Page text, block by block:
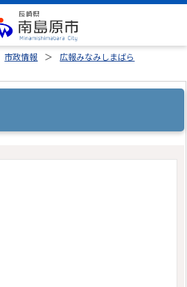
市政情報
広報みなみしまばら